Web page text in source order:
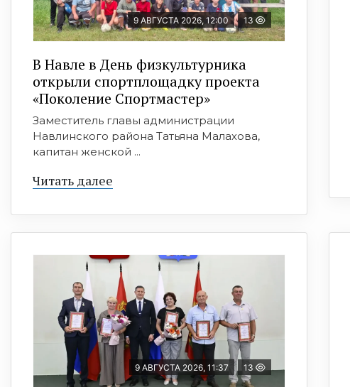
9 АВГУСТА 2026, 12:00 13
В Навле в День физкультурника
открыли спортплощадку проекта
«Поколение Спортмастер»
Заместитель главы администрации
Навлинского района Татьяна Малахова,
капитан женской ...
Читать далее
9 АВГУСТА 2026, 11:37 13